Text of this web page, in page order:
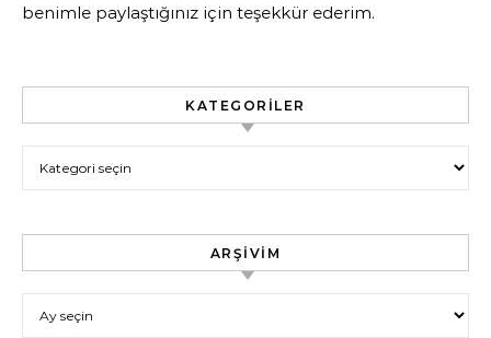
benimle paylaştığınız için teşekkür ederim.
KATEGORILER
ARŞIVIM